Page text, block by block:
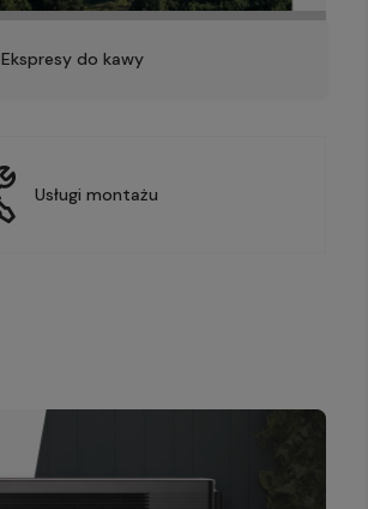
Ekspresy do kawy
Usługi montażu